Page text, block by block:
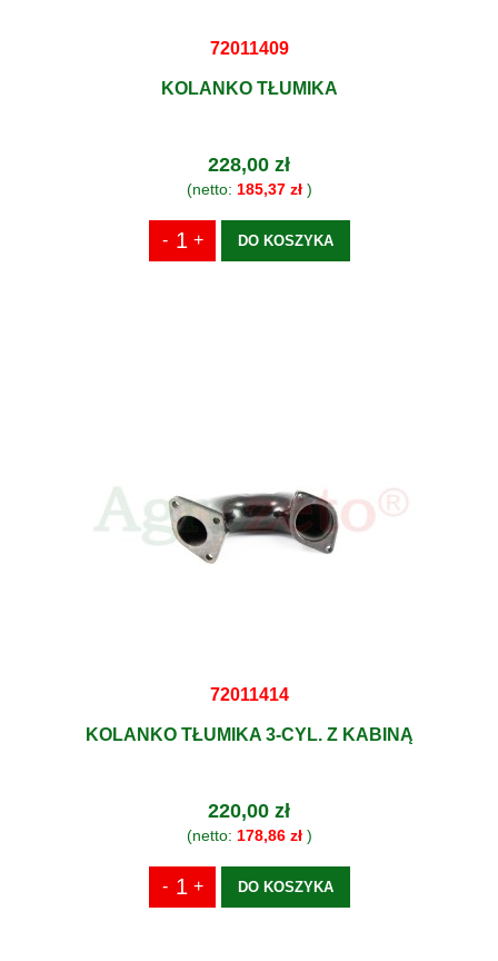
72011409
KOLANKO TŁUMIKA
228,00 zł
(netto: 185,37 zł)
DO KOSZYKA
72011414
KOLANKO TŁUMIKA 3-CYL. Z KABINĄ
220,00 zł
(netto: 178,86 zł)
DO KOSZYKA